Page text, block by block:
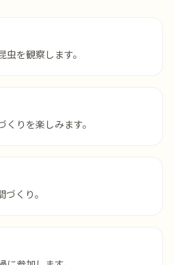
虫を観察します。
りを楽しみます。
づくり。